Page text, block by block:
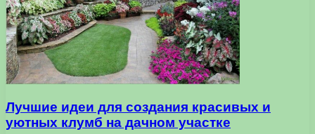
Лучшие идеи для создания красивых и
уютных клумб на дачном участке